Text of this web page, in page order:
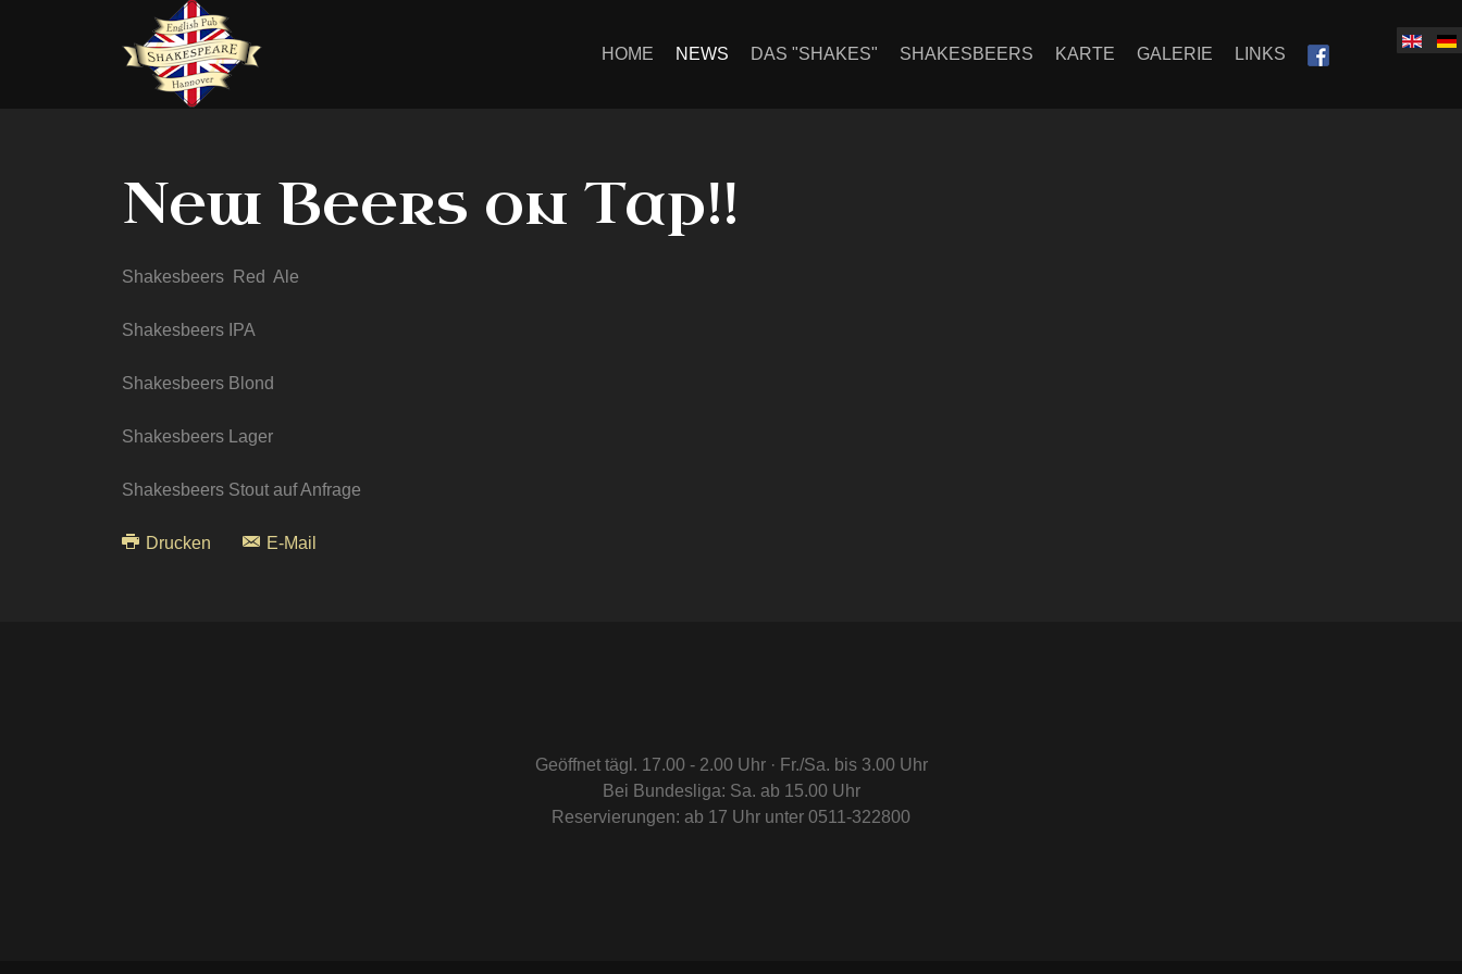
HOME NEWS DAS "SHAKES" SHAKESBEERS KARTE GALERIE LINKS
New Beers on Tap!!
Shakesbeers Red Ale
Shakesbeers IPA
Shakesbeers Blond
Shakesbeers Lager
Shakesbeers Stout auf Anfrage
Drucken E-Mail
Geöffnet tägl. 17.00 - 2.00 Uhr · Fr./Sa. bis 3.00 Uhr
Bei Bundesliga: Sa. ab 15.00 Uhr
Reservierungen: ab 17 Uhr unter 0511-322800